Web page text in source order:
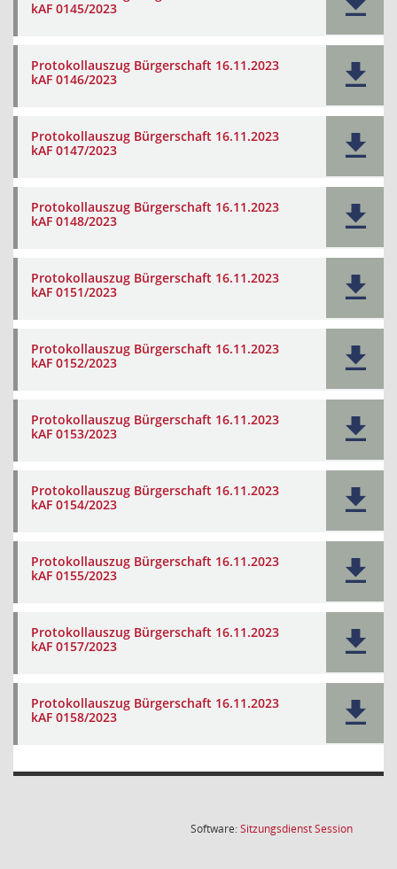
kAF 0145/2023
Protokollauszug Bürgerschaft 16.11.2023
kAF 0146/2023
Protokollauszug Bürgerschaft 16.11.2023
kAF 0147/2023
Protokollauszug Bürgerschaft 16.11.2023
kAF 0148/2023
Protokollauszug Bürgerschaft 16.11.2023
kAF 0151/2023
Protokollauszug Bürgerschaft 16.11.2023
kAF 0152/2023
Protokollauszug Bürgerschaft 16.11.2023
kAF 0153/2023
Protokollauszug Bürgerschaft 16.11.2023
kAF 0154/2023
Protokollauszug Bürgerschaft 16.11.2023
kAF 0155/2023
Protokollauszug Bürgerschaft 16.11.2023
kAF 0157/2023
Protokollauszug Bürgerschaft 16.11.2023
kAF 0158/2023
Software:SitzungsdienstSession(Wird in